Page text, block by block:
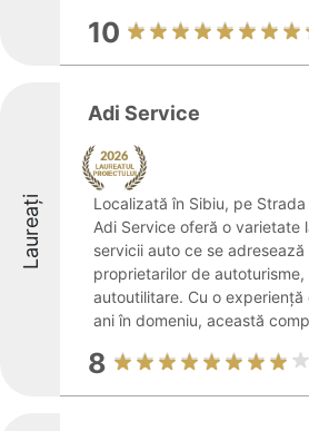
10
Laureați
Adi Service
Localizată în Sibiu, pe
Adi Service oferă o varietate
servicii auto ce se
proprietarilor de
autoutilitare. Cu o experiență
ani în domeniu, această
8